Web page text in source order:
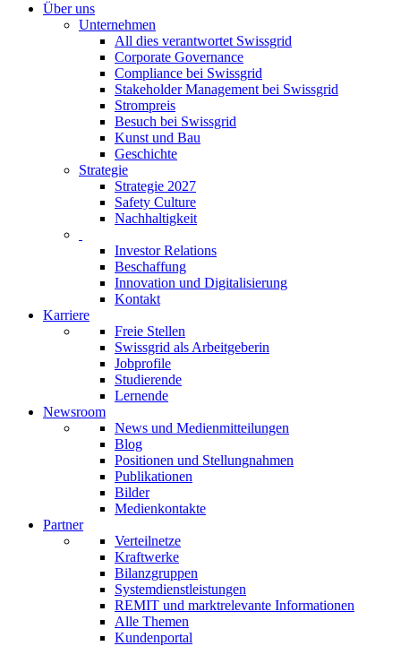
Über uns
Unternehmen
All dies verantwortet Swissgrid
Corporate Governance
Compliance bei Swissgrid
Stakeholder Management bei Swissgrid
Strompreis
Besuch bei Swissgrid
Kunst und Bau
Geschichte
Strategie
Strategie 2027
Safety Culture
Nachhaltigkeit
Investor Relations
Beschaffung
Innovation und Digitalisierung
Kontakt
Karriere
Freie Stellen
Swissgrid als Arbeitgeberin
Jobprofile
Studierende
Lernende
Newsroom
News und Medienmitteilungen
Blog
Positionen und Stellungnahmen
Publikationen
Bilder
Medienkontakte
Partner
Verteilnetze
Kraftwerke
Bilanzgruppen
Systemdienstleistungen
REMIT und marktrelevante Informationen
Alle Themen
Kundenportal